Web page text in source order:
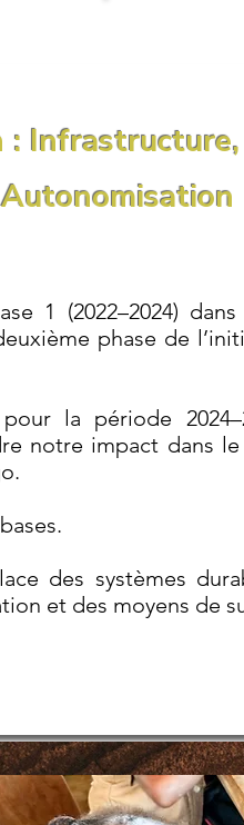
: Infrastructure,
1 (2022–2024)
phase de
la période
notre impact dans
des systèmes
et des moyens de